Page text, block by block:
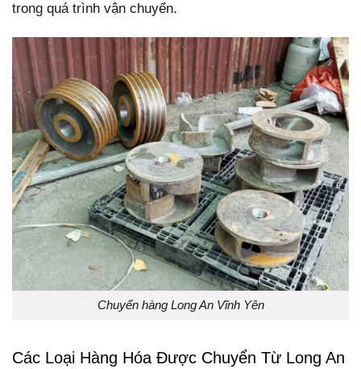
trong quá trình vận chuyển.
Chuyển hàng Long An Vĩnh Yên
Các Loại Hàng Hóa Được Chuyển Từ Long An